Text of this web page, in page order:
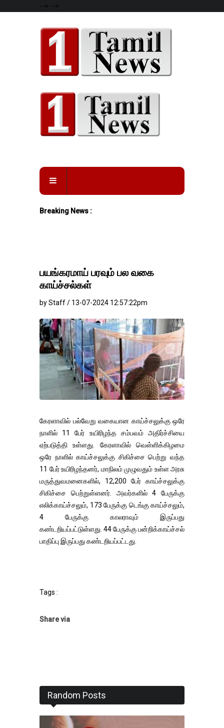
--> -->
Breaking News :
பயங்கரமாய் பரவும் பல வகை
காய்ச்சல்கள்
by Staff / 13-07-2024 12:57:22pm
கேரளாவில் பல்வேறு வகையான காய்ச்சலுக்கு ஒரே
நாளில் 11 பேர் உயிரிழந்த சம்பவம் அதிர்ச்சியை
ஏற்படுத்தி உள்ளது. கேரளாவில் வெள்ளிக்கிழமை
ஒரே நாளில் காய்ச்சலுக்கு சிகிச்சை பெற்று வந்த
11 பேர் உயிரிழந்தனர், மாநிலம் முழுவதும் உள்ள அரசு
மருத்துவமனைகளில், 12,200 பேர் காய்ச்சலுக்கு
சிகிச்சை பெற்றுள்ளனர். அவர்களில் 4 பேருக்கு
எலிக்காய்ச்சலும், 173 பேருக்கு டெங்கு காய்ச்சலும்,
4 பேருக்கு காலராவும் இருப்பது
கண்டறியப்பட்டுள்ளது. 44 பேருக்கு பன்றிக்காய்ச்சல்
பாதிப்பு இருப்பது கண்டறியப்பட்டது.
Tags :
Share via
Random Posts